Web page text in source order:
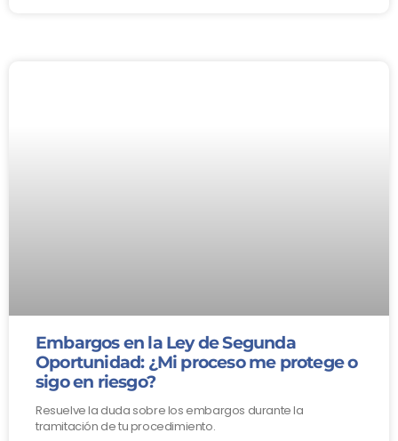
Embargos en la Ley de Segunda
Oportunidad: ¿Mi proceso me protege o
sigo en riesgo?
Resuelve la duda sobre los embargos durante la
tramitación de tu procedimiento.